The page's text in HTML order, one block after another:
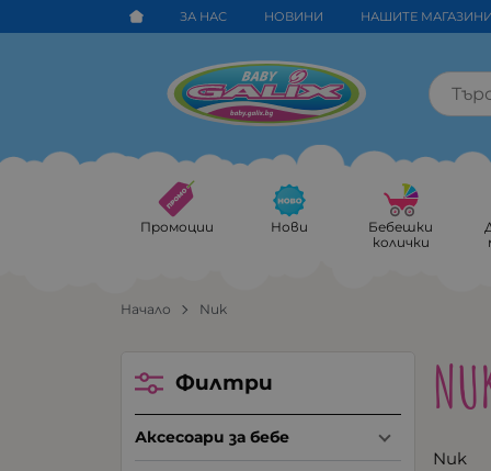
ЗА НАС НОВИНИ НАШИТЕ
Промоции Нови
Бебешки
колички
Начало Nuk
Nuk
Филтри
Аксесоари за бебе